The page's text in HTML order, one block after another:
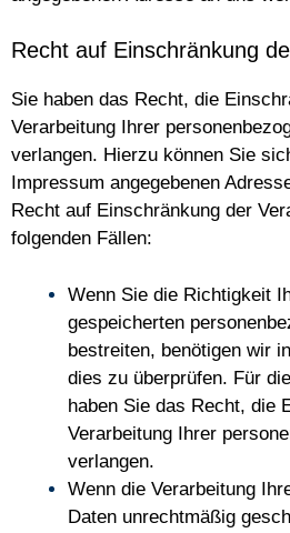
Recht auf Einschränkung
Sie haben das Recht, die
Verarbeitung Ihrer
verlangen. Hierzu können Sie
Impressum angegebenen
Recht auf Einschränkung der
folgenden Fällen:
Wenn Sie die Richtigkeit
gespeicherten
bestreiten, benötigen wir
dies zu überprüfen. Für
haben Sie das Recht, die
Verarbeitung Ihrer
verlangen.
Wenn die Verarbeitung
Daten unrechtmäßig